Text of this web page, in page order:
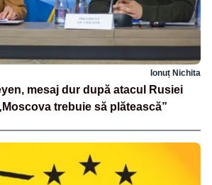
Ionuț Nichita
mesaj dur după atacul Rusiei
trebuie să plătească”